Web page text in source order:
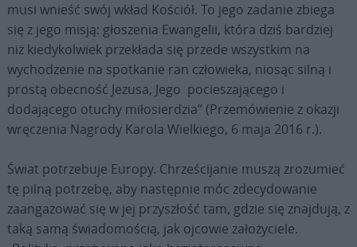
musi wnieść swój wkład Kościół. To jego zadanie zbiega
się z jego misją: głoszenia Ewangelii, która dziś bardziej
niż kiedykolwiek przekłada się przede wszystkim na
wychodzenie na spotkanie ran człowieka, niosąc silną i
prostą obecność Jezusa, Jego pocieszającego i
dodającego otuchy miłosierdzia” (Przemówienie z okazji
wręczenia Nagrody Karola Wielkiego, 6 maja 2016 r.).
Świat potrzebuje Europy. Chrześcijanie muszą zrozumieć
tę pilną potrzebę, aby następnie móc zdecydowanie
zaangażować się w jej przyszłość tam, gdzie się znajdują, z
taką samą świadomością, jak ojcowie założyciele.